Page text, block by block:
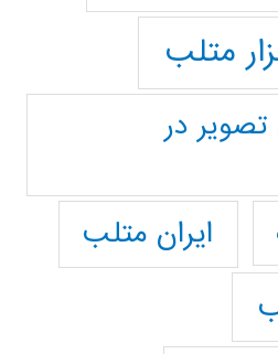
متلب
در
ایران متلب